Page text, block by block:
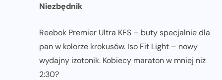
Niezbędnik
Reebok Premier Ultra KFS – buty specjalnie dla
pan w kolorze krokusów. Iso Fit Light – nowy
wydajny izotonik. Kobiecy maraton w mniej niż
2:30?